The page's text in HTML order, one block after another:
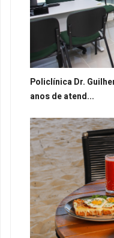
Policlínica Dr.
anos de atend...